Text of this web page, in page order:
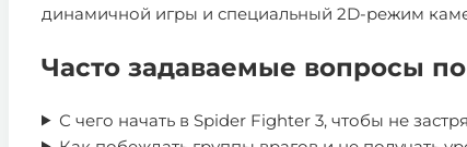
динамичной игры и специальный 2D-режим
Часто задаваемые вопросы
С чего начать в Spider Fighter 3, чтобы не